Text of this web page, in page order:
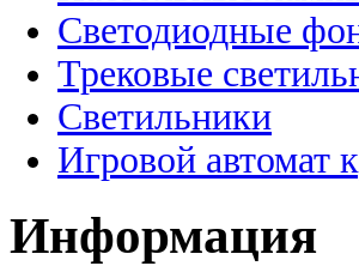
Светодиодные
Трековые
Светильники
Игровой автомат
Информация